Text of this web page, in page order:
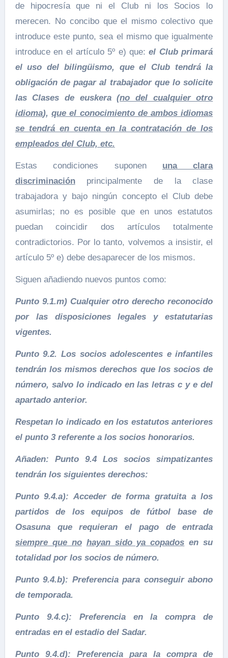
de hipocresía que ni el Club ni los Socios lo
merecen. No concibo que el mismo colectivo que
introduce este punto, sea el mismo que igualmente
introduce en el artículo 5º e) que:el Club primará
el uso del bilingüismo, que el Club tendrá la
obligación de pagar al trabajador que lo solicite
las Clases de euskera (no del cualquier otro
idioma), que el conocimiento de ambos idiomas
se tendrá en cuenta en la contratación de los
empleados del Club, etc.
Estas condiciones suponen una clara
discriminaciónprincipalmente de la clase
trabajadora y bajo ningún concepto el Club debe
asumirlas; no es posible que en unos estatutos
puedan coincidir dos artículos totalmente
contradictorios. Por lo tanto, volvemos a insistir, el
artículo 5º e) debe desaparecer de los mismos.
Siguen añadiendo nuevos puntos como:
Punto 9.1.m) Cualquier otro derecho reconocido
por las disposiciones legales y estatutarias
vigentes.
Punto 9.2. Los socios adolescentes e infantiles
tendrán los mismos derechos que los socios de
número, salvo lo indicado en las letras c y e del
apartado anterior.
Respetan lo indicado en los estatutos anteriores
el punto 3 referente a los socios honorarios.
Añaden: Punto 9.4 Los socios simpatizantes
tendrán los siguientes derechos:
Punto 9.4.a): Acceder de forma gratuita a los
partidos de los equipos de fútbol base de
Osasuna que requieran el pago de entrada
siempre que no hayan sido ya copados en su
totalidad por los socios de número.
Punto 9.4.b): Preferencia para conseguir abono
de temporada.
Punto 9.4.c): Preferencia en la compra de
entradas en el estadio del Sadar.
Punto 9.4.d): Preferencia para la compra de